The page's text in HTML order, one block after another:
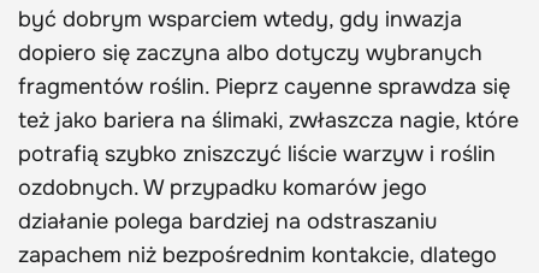
być dobrym wsparciem wtedy, gdy inwazja
dopiero się zaczyna albo dotyczy wybranych
fragmentów roślin. Pieprz cayenne sprawdza się
też jako bariera na ślimaki, zwłaszcza nagie, które
potrafią szybko zniszczyć liście warzyw i roślin
ozdobnych. W przypadku komarów jego
działanie polega bardziej na odstraszaniu
zapachem niż bezpośrednim kontakcie, dlatego